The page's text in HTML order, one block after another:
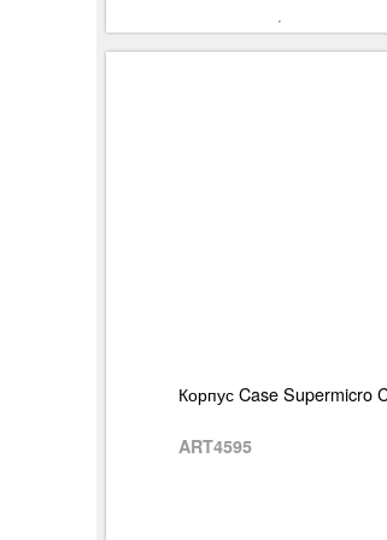
Корпус Case Supermicro
ART4595